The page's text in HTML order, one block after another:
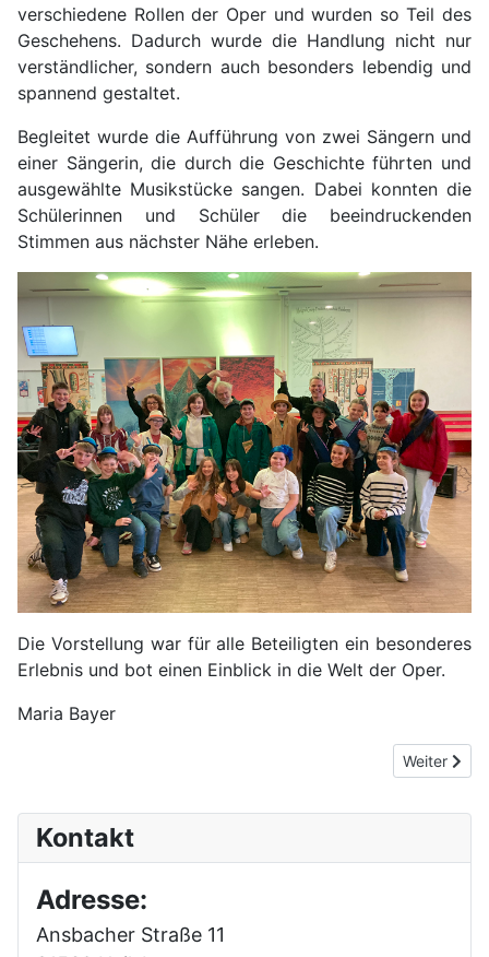
verschiedene Rollen der Oper und wurden so Teil des
Geschehens. Dadurch wurde die Handlung nicht nur
verständlicher, sondern auch besonders lebendig und
spannend gestaltet.
Begleitet wurde die Aufführung von zwei Sängern und
einer Sängerin, die durch die Geschichte führten und
ausgewählte Musikstücke sangen. Dabei konnten die
Schülerinnen und Schüler die beeindruckenden
Stimmen aus nächster Nähe erleben.
Die Vorstellung war für alle Beteiligten ein besonderes
Erlebnis und bot einen Einblick in die Welt der Oper.
Maria Bayer
Nächster
Weiter
Kontakt
Adresse:
Ansbacher Straße 11